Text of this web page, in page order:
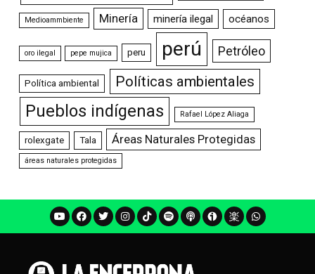
Medioammbiente Minería minería ilegal océanos
oro ilegal pepe mujica peru perú Petróleo
Política ambiental Políticas ambientales
Pueblos indígenas Rafael López Aliaga
rolexgate Tala Áreas Naturales Protegidas
áreas naturales protegidas